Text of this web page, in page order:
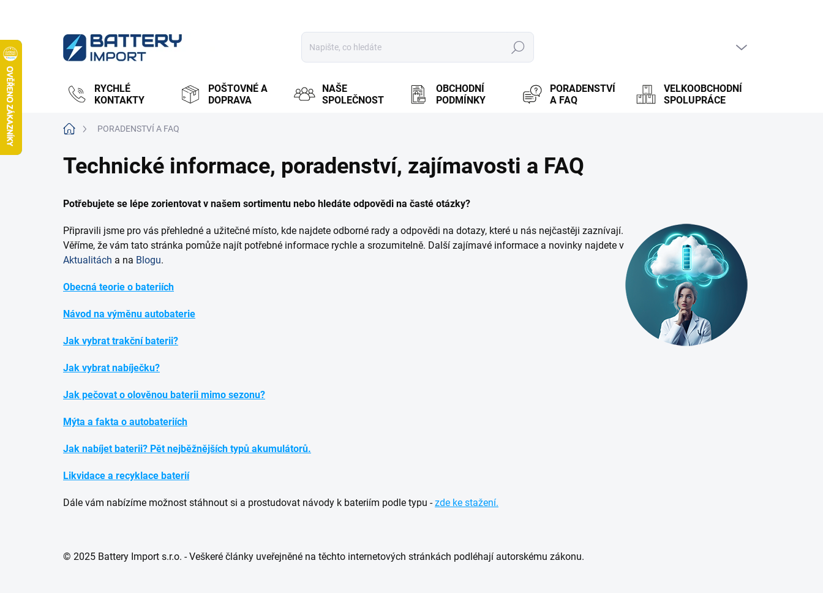
Hledat
RYCHLÉ
KONTAKTY
POŠTOVNÉ A
DOPRAVA
NAŠE
SPOLEČNOST
OBCHODNÍ
PODMÍNKY
PORADENSTVÍ
A FAQ
VELKOOBCHODNÍ
SPOLUPRÁCE
Domů PORADENSTVÍ A FAQ
Technické informace, poradenství, zajímavosti a FAQ
Potřebujete se lépe zorientovat v našem sortimentu nebo hledáte odpovědi na časté otázky?
Připravili jsme pro vás přehledné a užitečné místo, kde najdete odborné rady a odpovědi na dotazy, které u nás nejčastěji zaznívají.
Věříme, že vám tato stránka pomůže najít potřebné informace rychle a srozumitelně. Další zajímavé informace a novinky najdete v
Aktualitách a na Blogu.
Obecná teorie o bateriích
Návod na výměnu autobaterie
Jak vybrat trakční baterii?
Jak vybrat nabíječku?
Jak pečovat o olověnou baterii mimo sezonu?
Mýta a fakta o autobateriích
Jak nabíjet baterii? Pět nejběžnějších typů akumulátorů.
Likvidace a recyklace baterií
Dále vám nabízíme možnost stáhnout si a prostudovat návody k bateriím podle typu -zde ke stažení.
© 2025 Battery Import s.r.o. - Veškeré články uveřejněné na těchto internetových stránkách podléhají autorskému zákonu.